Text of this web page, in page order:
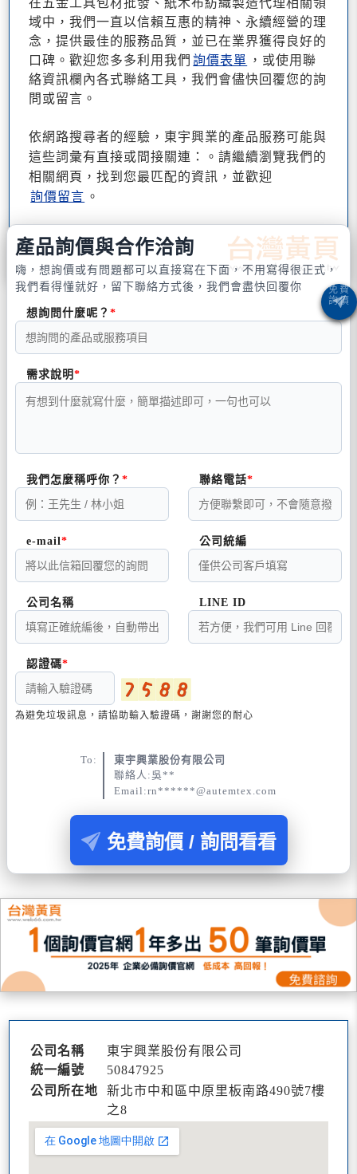
在五金工具包材批發、紙木布紡織製造代理相關領
域中，我們一直以信賴互惠的精神、永續經營的理
念，提供最佳的服務品質，並已在業界獲得良好的
口碑。歡迎您多多利用我們 詢價表單 ，或使用聯
絡資訊欄內各式聯絡工具，我們會儘快回覆您的詢
問或留言。
依網路搜尋者的經驗，東宇興業的產品服務可能與
這些詞彙有直接或間接關連：。請繼續瀏覽我們的
相關網頁，找到您最匹配的資訊，並歡迎
詢價留言 。
產品詢價與合作洽詢
嗨，想詢價或有問題都可以直接寫在下面，不用寫得很正式，
我們看得懂就好，留下聯絡方式後，我們會盡快回覆你
想詢問什麼呢？
需求說明
我們怎麼稱呼你？ 聯絡電話
e-mail 公司統編
公司名稱 LINE ID
認證碼
為避免垃圾訊息，請協助輸入驗證碼，謝謝您的耐心
To:
東宇興業股份有限公司
聯絡人:吳**
Email:rn******@autemtex.com
免費詢價 / 詢問看看
公司名稱
東宇興業股份有限公司
統一編號
50847925
公司所在地
新北市中和區中原里板南路490號7樓
之8